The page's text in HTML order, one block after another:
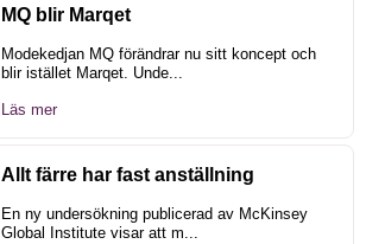
MQ blir Marqet
Modekedjan MQ förändrar nu sitt koncept och
blir istället Marqet. Unde...
Läs mer
Allt färre har fast anställning
En ny undersökning publicerad av McKinsey
Global Institute visar att m...